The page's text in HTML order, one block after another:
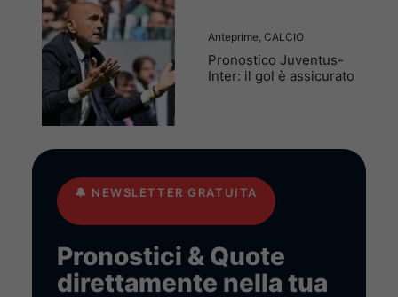
Anteprime, CALCIO
Pronostico Juventus-
Inter: il gol è assicurato
🔔 NEWSLETTER GRATUITA
Pronostici & Quote
direttamente nella tua